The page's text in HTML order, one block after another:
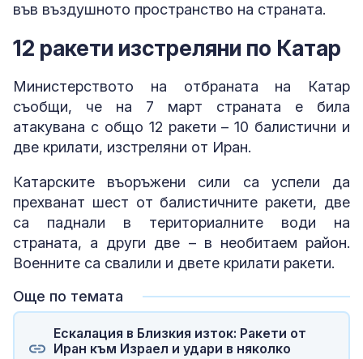
във въздушното пространство на страната.
12 ракети изстреляни по Катар
Министерството на отбраната на Катар
съобщи, че на 7 март страната е била
атакувана с общо 12 ракети – 10 балистични и
две крилати, изстреляни от Иран.
Катарските въоръжени сили са успели да
прехванат шест от балистичните ракети, две
са паднали в териториалните води на
страната, а други две – в необитаем район.
Военните са свалили и двете крилати ракети.
Още по темата
Ескалация в Близкия изток: Ракети от
Иран към Израел и удари в няколко